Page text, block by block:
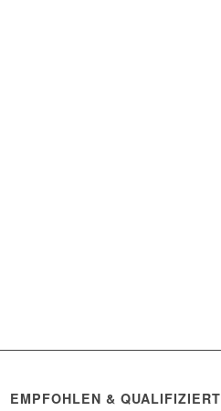
EMPFOHLEN & QUALIFIZIERT